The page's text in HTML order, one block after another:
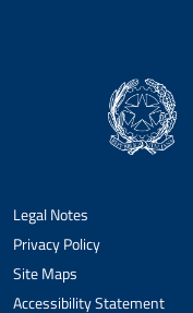
Legal Notes
Privacy Policy
Site Maps
Accessibility Statement